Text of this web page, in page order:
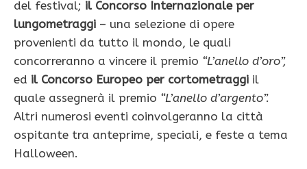
del festival; il Concorso Internazionale per
lungometraggi – una selezione di opere
provenienti da tutto il mondo, le quali
concorreranno a vincere il premio “L’anello d’oro”,
ed il Concorso Europeo per cortometraggi il
quale assegnerà il premio “L’anello d’argento”.
Altri numerosi eventi coinvolgeranno la città
ospitante tra anteprime, speciali, e feste a tema
Halloween.